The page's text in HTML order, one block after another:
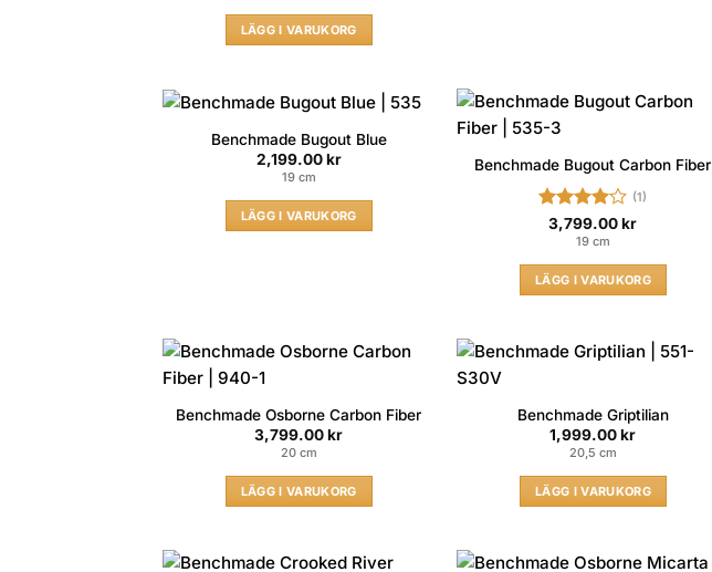
LÄGG I VARUKORG
Benchmade Bugout Blue
2,199.00kr
19 cm
LÄGG I VARUKORG
Benchmade Bugout Carbon Fiber
Betygsatt
av 5
(1)
3,799.00kr
19 cm
LÄGG I VARUKORG
Benchmade Osborne Carbon Fiber
3,799.00kr
20 cm
LÄGG I VARUKORG
Benchmade Griptilian
1,999.00kr
20,5 cm
LÄGG I VARUKORG